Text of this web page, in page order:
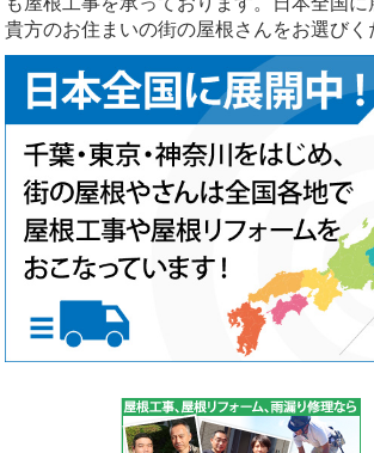
貴方のお住まいの街の屋根さんをお選びく